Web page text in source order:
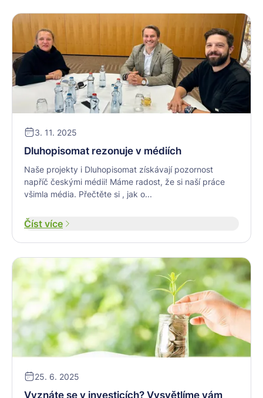
3. 11. 2025
Dluhopisomat rezonuje v médiích
Naše projekty i Dluhopisomat získávají pozornost
napříč českými médii! Máme radost, že si naší práce
všimla média. Přečtěte si , jak o...
Číst více
25. 6. 2025
Vyznáte se v investicích? Vysvětlíme vám